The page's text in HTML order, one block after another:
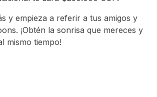
y empieza a referir a tus amigos y
¡Obtén la sonrisa que mereces y
mismo tiempo!